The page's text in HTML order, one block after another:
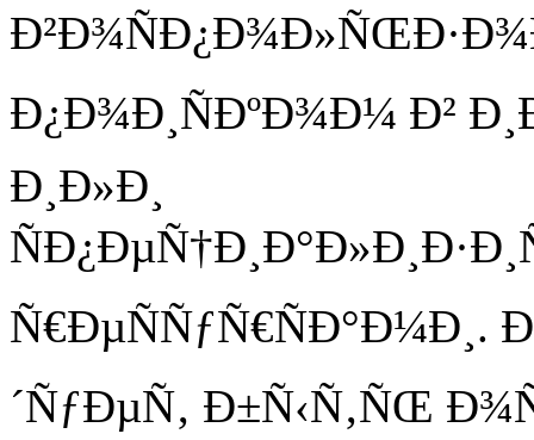
Ð¿Ð¾Ð¸ÑÐºÐ¾Ð¼ Ð²
Ð¸Ð»Ð¸
´ÑƒÐµÑ‚ Ð±Ñ‹Ñ‚ÑŒ